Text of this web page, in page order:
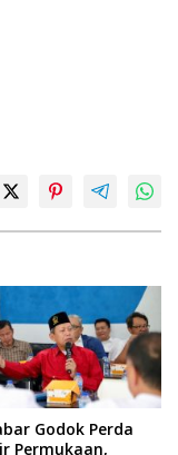
Godok Perda
Permukaan,